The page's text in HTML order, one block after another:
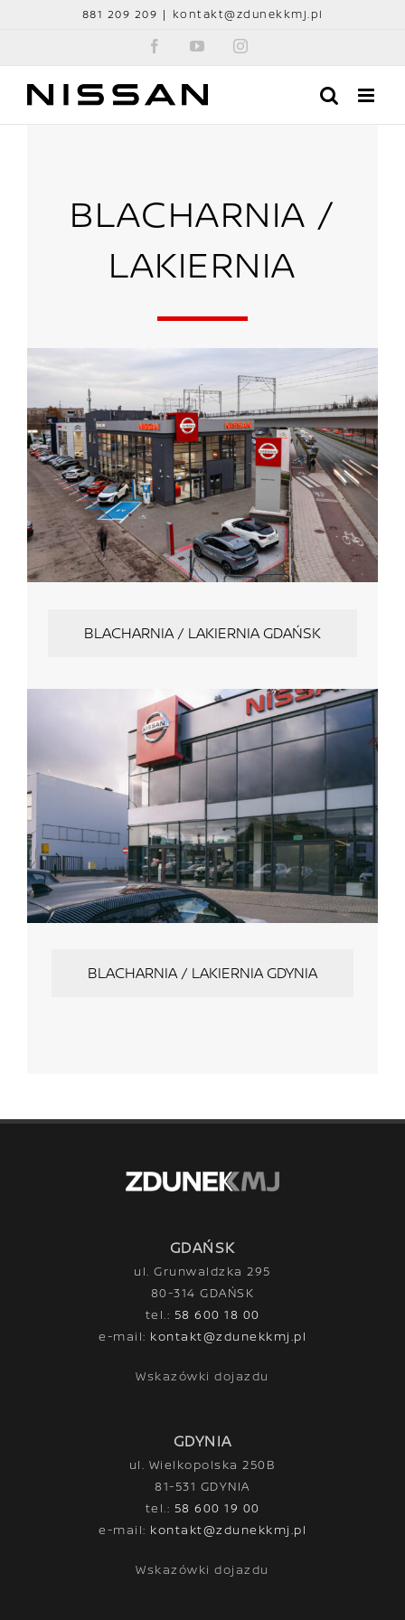
881 209 209 | kontakt@zdunekkmj.pl
FacebookYouTube
BLACHARNIA /
LAKIERNIA
BLACHARNIA / LAKIERNIA GDAŃSK
BLACHARNIA / LAKIERNIA GDYNIA
GDAŃSK
ul. Grunwaldzka 295
80-314 GDAŃSK
tel.: 58 600 18 00
e-mail: kontakt@zdunekkmj.pl
Wskazówki dojazdu
GDYNIA
ul. Wielkopolska 250B
81-531 GDYNIA
tel.: 58 600 19 00
e-mail: kontakt@zdunekkmj.pl
Wskazówki dojazdu